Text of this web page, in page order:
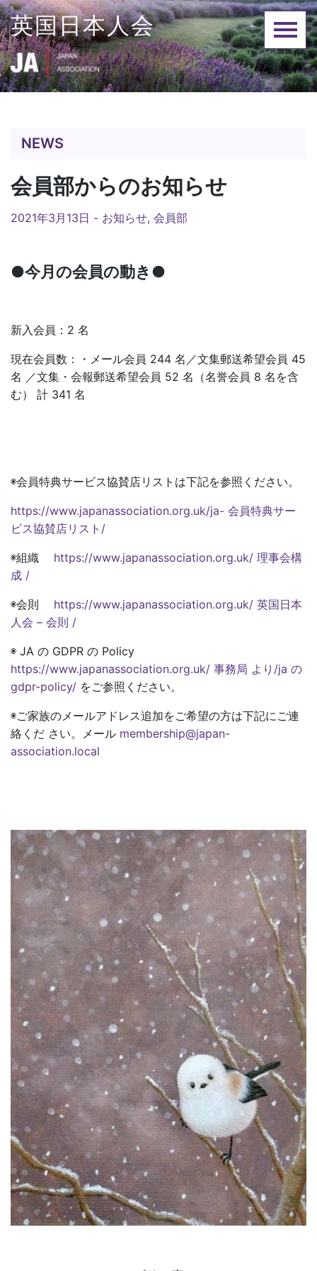
Skip
to
content
英国日本人会
NEWS
会員部からのお知らせ
2021年3月13日 - お知らせ, 会員部
●今月の会員の動き●
新入会員：2 名
現在会員数：・メール会員 244 名／文集郵送希望会員 45
名 ／文集・会報郵送希望会員 52 名（名誉会員 8 名を含
む） 計 341 名
◉会員特典サービス協賛店リストは下記を参照ください。
https://www.japanassociation.org.uk/ja- 会員特典サー
ビス協賛店リスト/
◉組織 https://www.japanassociation.org.uk/ 理事会構
成 /
◉会則 https://www.japanassociation.org.uk/ 英国日本
人会 – 会則 /
◉ JA の GDPR の Policy
https://www.japanassociation.org.uk/ 事務局 より/ja の
gdpr-policy/ をご参照ください。
◉ご家族のメールアドレス追加をご希望の方は下記にご連
絡くだ さい。メール membership@japan-
association.local